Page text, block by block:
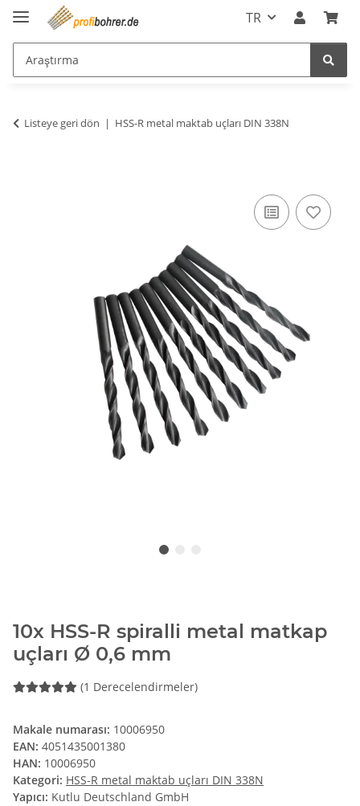
TR
Listeye geri dön HSS-R metal maktab uçları DIN 338N
10x HSS-R spiralli metal matkap
uçları Ø 0,6 mm
(1 Derecelendirmeler)
Makale numarası: 10006950
EAN: 4051435001380
HAN: 10006950
Kategori: HSS-R metal maktab uçları DIN 338N
Yapıcı: Kutlu Deutschland GmbH